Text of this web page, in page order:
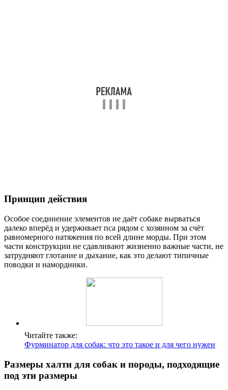
Принцип действия
Особое соединение элементов не даёт собаке вырваться
далеко вперёд и удерживает пса рядом с хозяином за счёт
равномерного натяжения по всей длине морды. При этом
части конструкции не сдавливают жизненно важные части, не
затрудняют глотание и дыхание, как это делают типичные
поводки и намордники.
Читайте также:
Фурминатор для собак: что это такое и для чего нужен
Размеры халти для собак и породы, подходящие
под эти размеры